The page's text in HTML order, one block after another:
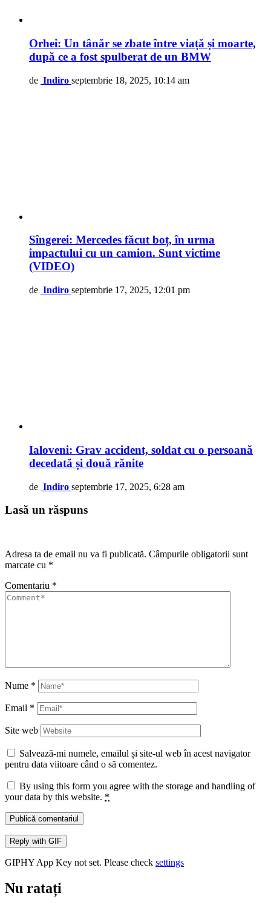
Orhei: Un tânăr se zbate între viață și moarte,
după ce a fost spulberat de un BMW
de Indiro septembrie 18, 2025, 10:14 am
Sîngerei: Mercedes făcut boț, în urma
impactului cu un camion. Sunt victime
(VIDEO)
de Indiro septembrie 17, 2025, 12:01 pm
Ialoveni: Grav accident, soldat cu o persoană
decedată și două rănite
de Indiro septembrie 17, 2025, 6:28 am
Lasă un răspuns
Adresa ta de email nu va fi publicată. Câmpurile obligatorii sunt
marcate cu *
Comentariu *
Nume *
Email *
Site web
Salvează-mi numele, emailul și site-ul web în acest navigator
pentru data viitoare când o să comentez.
By using this form you agree with the storage and handling of
your data by this website. *
Publică comentariul
Reply with GIF
GIPHY App Key not set. Please check settings
Nu ratați